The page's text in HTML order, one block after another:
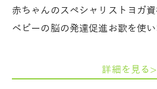
赤ちゃんのスペシャリストヨガ
ベビーの脳の発達促進お歌を使
詳細を見る